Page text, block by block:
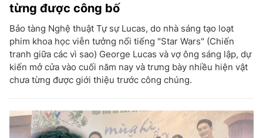
từng được công bố
Bảo tàng Nghệ thuật Tự sự Lucas, do nhà sáng tạo loạt
phim khoa học viễn tưởng nổi tiếng "Star Wars" (Chiến
tranh giữa các vì sao) George Lucas và vợ ông sáng lập, dự
kiến mở cửa vào cuối năm nay và trưng bày nhiều hiện vật
chưa từng được giới thiệu trước công chúng.